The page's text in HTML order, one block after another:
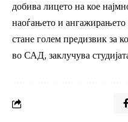
добива лицето на кое
наоѓањето и
стане голем предизвик за
во САД, заклучува